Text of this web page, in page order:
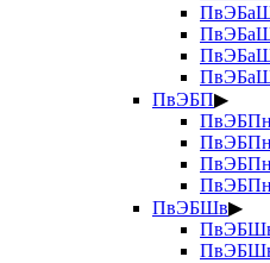
ПвЭБП▶
ПвЭБШв▶